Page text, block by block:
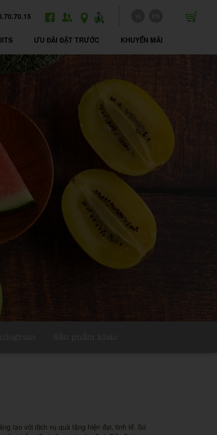
FACEBOOK
TUYỂNLIÊN
HÀNG
ƯU ĐÃI ĐẶT TRƯỚC KHUYẾN MÃI
tạo với dịch vụ quà tặng hiện đại, tinh tế. Sứ